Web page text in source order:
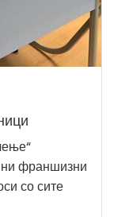
франшизни
со сите